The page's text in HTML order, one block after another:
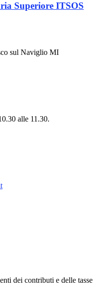
Superiore ITSOS
sul Naviglio MI
alle 11.30.
dei contributi e delle tasse